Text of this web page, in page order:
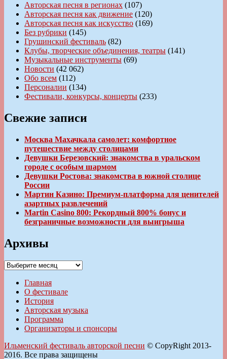
Авторская песня в регионах (107)
Авторская песня как движение (120)
Авторская песня как искусство (169)
Без рубрики (145)
Грушинский фестиваль (82)
Клубы, творческие объединения, театры (141)
Музыкальные инструменты (69)
Новости (42 062)
Обо всем (112)
Персоналии (134)
Фестивали, конкурсы, концерты (233)
Свежие записи
Москва Махачкала самолет: комфортное
путешествие между столицами
Девушки Березовский: знакомства в уральском
городе с особым шармом
Девушки Ростова: знакомства в южной столице
России
Мартин Казино: Премиум-платформа для ценителей
азартных развлечений
Martin Casino 800: Рекордный 800% бонус и
безграничные возможности для выигрыша
Архивы
Архивы
Главная
О фестивале
История
Авторская музыка
Программа
Организаторы и спонсоры
Ильменский фестиваль авторской песни © CopyRight 2013-
2016. Все права защищены